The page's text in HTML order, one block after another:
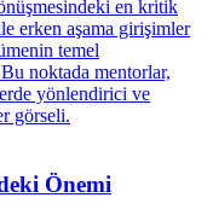
Önemi